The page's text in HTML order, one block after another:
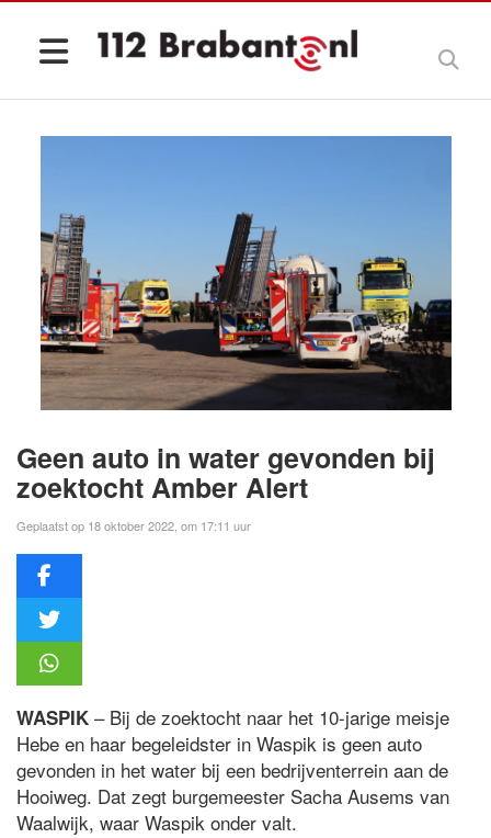
Geen auto in water gevonden bij
zoektocht Amber Alert
Geplaatst op 18 oktober 2022, om 17:11 uur
WASPIK – Bij de zoektocht naar het 10-jarige meisje
Hebe en haar begeleidster in Waspik is geen auto
gevonden in het water bij een bedrijventerrein aan de
Hooiweg. Dat zegt burgemeester Sacha Ausems van
Waalwijk, waar Waspik onder valt.